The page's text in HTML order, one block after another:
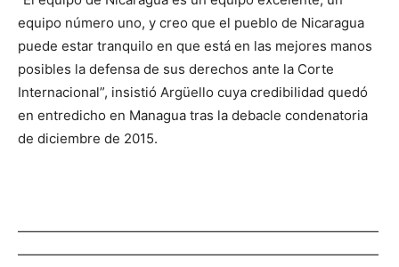
equipo número uno, y creo que el pueblo de Nicaragua
puede estar tranquilo en que está en las mejores manos
posibles la defensa de sus derechos ante la Corte
Internacional”, insistió Argüello cuya credibilidad quedó
en entredicho en Managua tras la debacle condenatoria
de diciembre de 2015.
———————————————————————————
———————————————————————————